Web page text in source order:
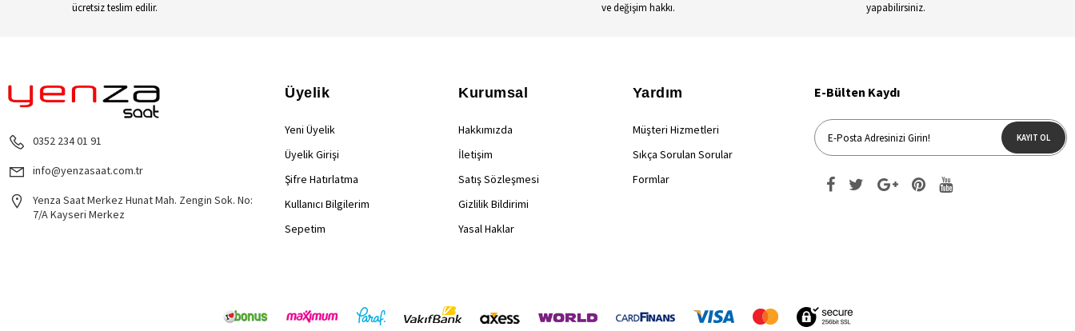
ücretsiz teslim edilir.
ve değişim hakkı.
yapabilirsiniz.
0352 234 01 91
info@yenzasaat.com.tr
Yenza Saat Merkez Hunat Mah. Zengin Sok. No:
7/A Kayseri Merkez
Üyelik
Yeni Üyelik
Üyelik Girişi
Şifre Hatırlatma
Kullanıcı Bilgilerim
Sepetim
Kurumsal
Hakkımızda
İletişim
Satış Sözleşmesi
Gizlilik Bildirimi
Yasal Haklar
Yardım
Müşteri Hizmetleri
Sıkça Sorulan Sorular
Formlar
E-Bülten Kaydı
KAYIT OL